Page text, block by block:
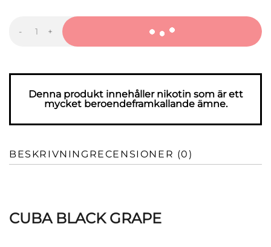
-CUBA
+
Denna produkt innehåller nikotin som är ett
mycket beroendeframkallande ämne.
BESKRIVNING RECENSIONER (0)
CUBA BLACK GRAPE